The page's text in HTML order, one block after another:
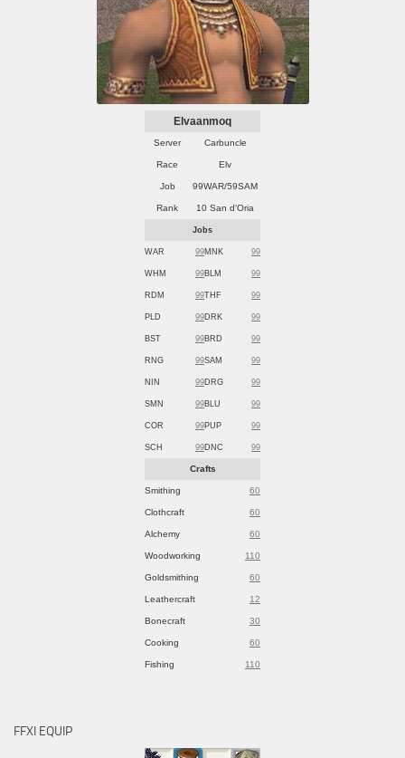
Elvaanmoq
Server Carbuncle
Race Elv
Job 99WAR/59SAM
Rank 10 San d'Oria
Jobs
WAR 99MNK 99
WHM 99BLM 99
RDM 99THF 99
PLD 99DRK 99
BST 99BRD 99
RNG 99SAM 99
NIN 99DRG 99
SMN 99BLU 99
COR 99PUP 99
SCH 99DNC 99
Crafts
Smithing 60
Clothcraft 60
Alchemy 60
Woodworking 110
Goldsmithing 60
Leathercraft 12
Bonecraft 30
Cooking 60
Fishing 110
FFXI EQUIP